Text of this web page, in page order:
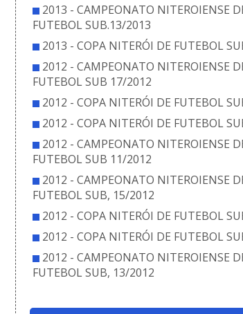
2013 - CAMPEONATO NITEROIENSE
FUTEBOL SUB.13/2013
2013 - COPA NITERÓI DE FUTEBOL
2012 - CAMPEONATO NITEROIENSE
FUTEBOL SUB 17/2012
2012 - COPA NITERÓI DE FUTEBOL
2012 - COPA NITERÓI DE FUTEBOL
2012 - CAMPEONATO NITEROIENSE
FUTEBOL SUB 11/2012
2012 - CAMPEONATO NITEROIENSE
FUTEBOL SUB, 15/2012
2012 - COPA NITERÓI DE FUTEBOL
2012 - COPA NITERÓI DE FUTEBOL
2012 - CAMPEONATO NITEROIENSE
FUTEBOL SUB, 13/2012